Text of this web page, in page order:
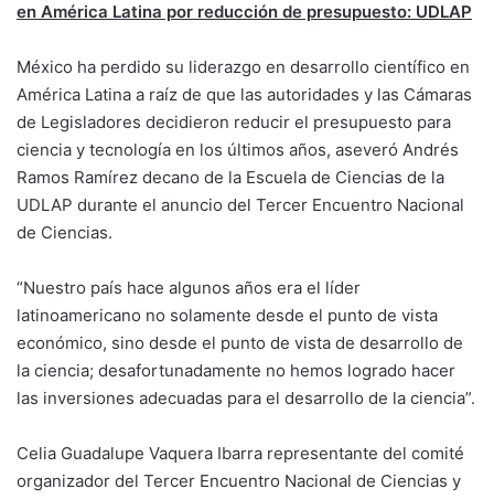
en América Latina por reducción de presupuesto: UDLAP
México ha perdido su liderazgo en desarrollo científico en
América Latina a raíz de que las autoridades y las Cámaras
de Legisladores decidieron reducir el presupuesto para
ciencia y tecnología en los últimos años, aseveró Andrés
Ramos Ramírez decano de la Escuela de Ciencias de la
UDLAP durante el anuncio del Tercer Encuentro Nacional
de Ciencias.
“Nuestro país hace algunos años era el líder
latinoamericano no solamente desde el punto de vista
económico, sino desde el punto de vista de desarrollo de
la ciencia; desafortunadamente no hemos logrado hacer
las inversiones adecuadas para el desarrollo de la ciencia”.
Celia Guadalupe Vaquera Ibarra representante del comité
organizador del Tercer Encuentro Nacional de Ciencias y